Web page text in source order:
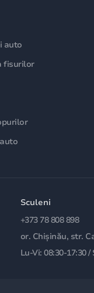
auto
fisurilor
Sculeni
+373 78 808 898
or. Chișinău, str.
Lu-Vi: 08:30-17:30 /